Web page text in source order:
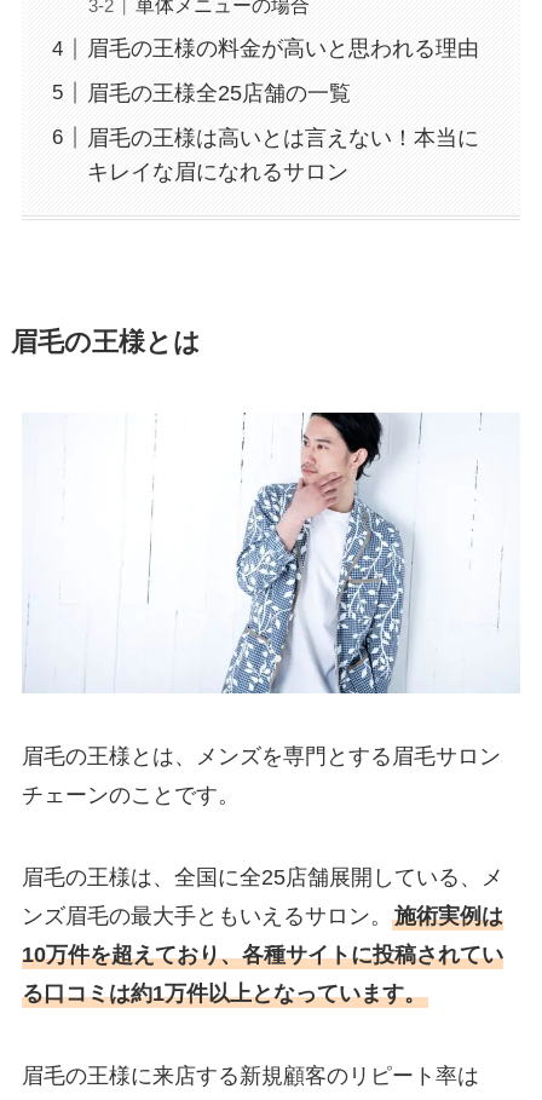
単体メニューの場合
眉毛の王様の料金が高いと思われる理由
眉毛の王様全25店舗の一覧
眉毛の王様は高いとは言えない！本当に
キレイな眉になれるサロン
眉毛の王様とは
眉毛の王様とは、メンズを専門とする眉毛サロン
チェーンのことです。
眉毛の王様は、全国に全25店舗展開している、メ
ンズ眉毛の最大手ともいえるサロン。 施術実例は
10万件を超えており、各種サイトに投稿されてい
る口コミは約1万件以上となっています。
眉毛の王様に来店する新規顧客のリピート率は